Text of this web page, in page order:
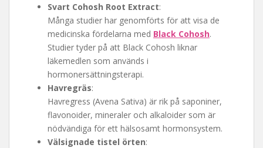
Svart Cohosh Root Extract:
Många studier har genomförts för att visa de
medicinska fördelarna med Black Cohosh.
Studier tyder på att Black Cohosh liknar
läkemedlen som används i
hormonersättningsterapi.
Havregräs:
Havregress (Avena Sativa) är rik på saponiner,
flavonoider, mineraler och alkaloider som är
nödvändiga för ett hälsosamt hormonsystem.
Välsignade tistel örten: